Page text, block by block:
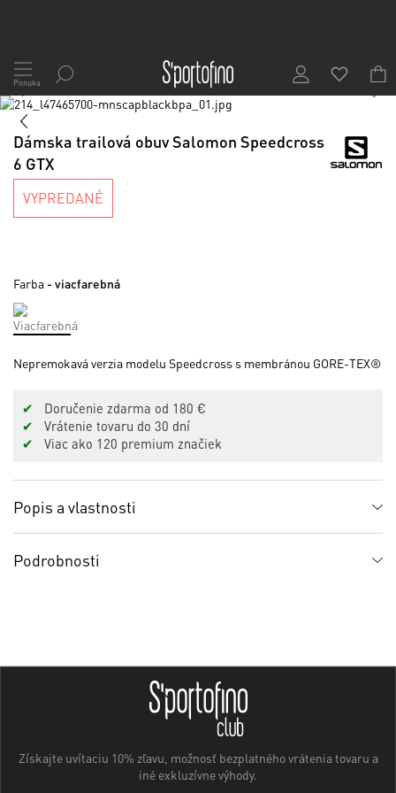
Skip
to
Content
Ponuka
Preskočiť
koniec
galérie
obrázkov
1/7
Preskočiť
začiatok
galérie
Dámska trailová obuv Salomon Speedcross
6 GTX
VYPREDANÉ
Farba - viacfarebná
Nepremokavá verzia modelu Speedcross s membránou GORE-TEX®
✔
Doručenie zdarma od 180 €
✔
Vrátenie tovaru do 30 dní
✔
Viac ako 120 premium značiek
Popis a vlastnosti
Podrobnosti
Získajte uvítaciu 10% zľavu, možnosť bezplatného vrátenia tovaru a
iné exkluzívne výhody.